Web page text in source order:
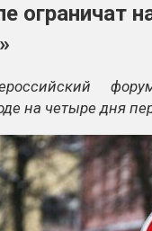
ограничат
на четыре дня